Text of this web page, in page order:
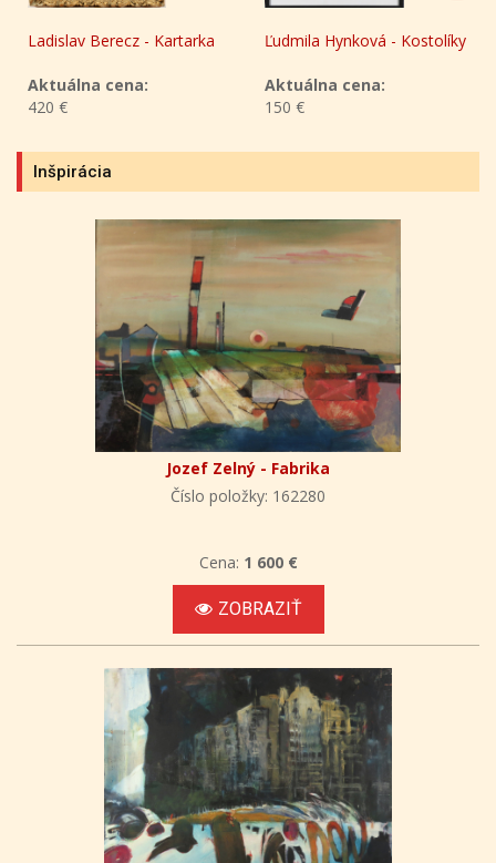
Ľudmila Hynková - Kostolíky
Aktuálna cena:
150 €
Andy Warhol - Mickey
Aktuálna cena:
Inšpirácia
Jozef Zelný - Fabrika
Číslo položky: 162280
Cena: 1 600 €
ZOBRAZIŤ